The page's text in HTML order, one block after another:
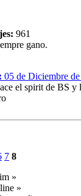
961
gano.
05 de Diciembre
el spirit de BS y
7 8
»
»